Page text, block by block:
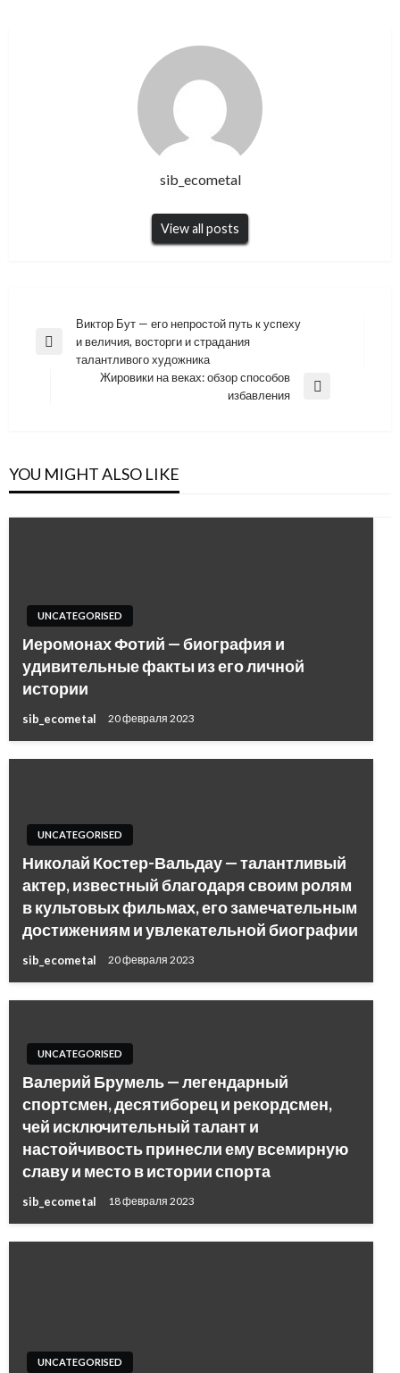
sib_ecometal
View all posts
Навигация
по
записям
Previous
Виктор Бут — его непростой путь к успеху
и величия, восторги и страдания
талантливого художника
Жировики на веках: обзор способов
избавления
YOU MIGHT ALSO LIKE
UNCATEGORISED
Иеромонах Фотий — биография и
удивительные факты из его личной
истории
sib_ecometal 20 февраля 2023
UNCATEGORISED
Николай Костер-Вальдау — талантливый
актер, известный благодаря своим ролям
в культовых фильмах, его замечательным
достижениям и увлекательной биографии
sib_ecometal 20 февраля 2023
UNCATEGORISED
Валерий Брумель — легендарный
спортсмен, десятиборец и рекордсмен,
чей исключительный талант и
настойчивость принесли ему всемирную
славу и место в истории спорта
sib_ecometal 18 февраля 2023
UNCATEGORISED